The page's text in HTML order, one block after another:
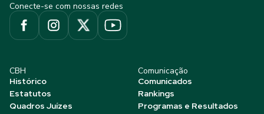
Conecte-se com nossas redes
CBH
Histórico
Estatutos
Quadros Juízes
Comunicação
Comunicados
Rankings
Programas e Resultados